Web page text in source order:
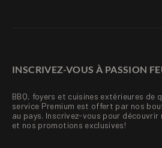
INSCRIVEZ-VOUS À PASSION
BBQ, foyers et cuisines extérieures de
service Premium est offert par nos
au pays. Inscrivez-vous pour
et nos promotions exclusives!